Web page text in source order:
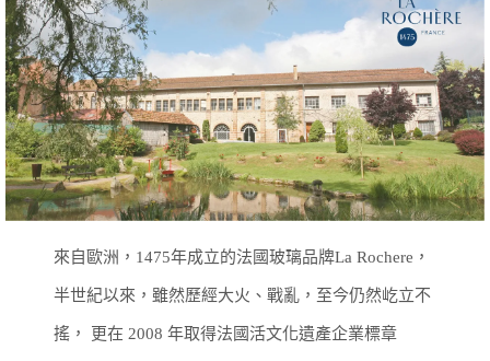
來自歐洲，1475年成立的法國玻璃品牌La Rochere，
半世紀以來，雖然歷經大火、戰亂，至今仍然屹立不
搖， 更在 2008 年取得法國活文化遺產企業標章